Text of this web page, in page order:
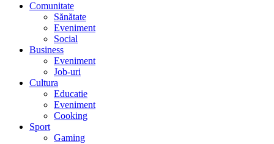
Comunitate
Sănătate
Eveniment
Social
Business
Eveniment
Job-uri
Cultura
Educatie
Eveniment
Cooking
Sport
Gaming